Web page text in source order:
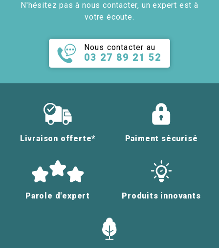
N'hésitez pas à nous contacter, un expert est à
votre écoute.
Nous contacter au
03 27 89 21 52
Livraison offerte* Paiment sécurisé
Parole d'expert Produits innovants